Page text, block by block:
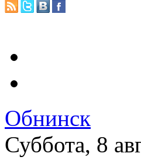
Обнинск
Суббота, 8